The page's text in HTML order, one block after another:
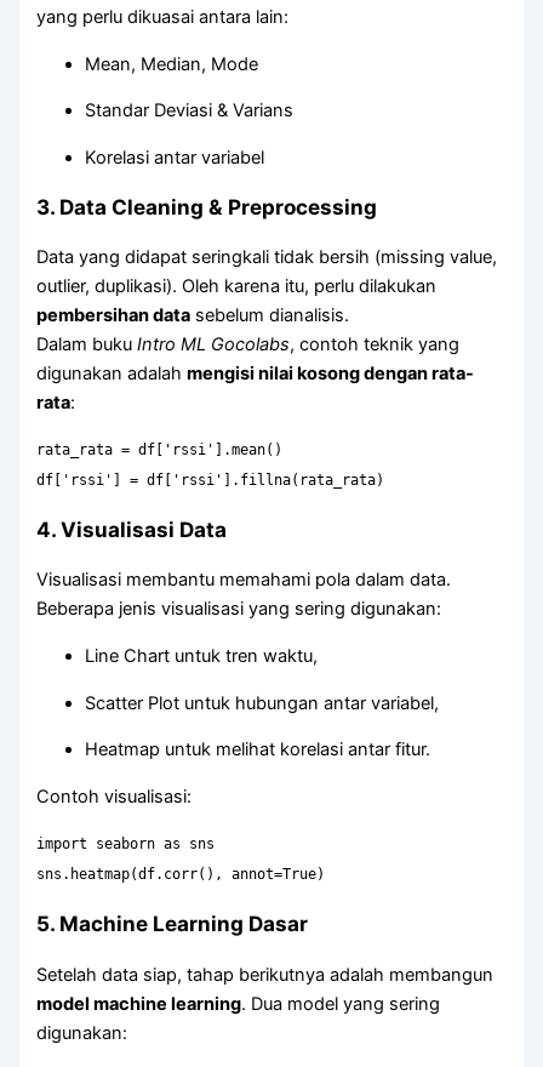
yang perlu dikuasai antara lain:
Mean, Median, Mode
Standar Deviasi & Varians
Korelasi antar variabel
3. Data Cleaning & Preprocessing
Data yang didapat seringkali tidak bersih (missing value,
outlier, duplikasi). Oleh karena itu, perlu dilakukan
pembersihan data sebelum dianalisis.
Dalam bukuIntro ML Gocolabs, contoh teknik yang
digunakan adalahmengisi nilai kosong dengan rata-
rata:
rata_rata = df[ 'rssi'
].mean()
df[
'rssi' ] = df[ 'rssi' ].fillna(rata_rata)
4. Visualisasi Data
Visualisasi membantu memahami pola dalam data.
Beberapa jenis visualisasi yang sering digunakan:
Line Chart untuk tren waktu,
Scatter Plot untuk hubungan antar variabel,
Heatmap untuk melihat korelasi antar fitur.
Contoh visualisasi:
import seabornas
sns
sns.heatmap(df.corr(), annot=True)
5. Machine Learning Dasar
Setelah data siap, tahap berikutnya adalah membangun
model machine learning. Dua model yang sering
digunakan: